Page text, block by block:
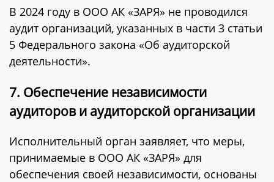
В 2024 году в ООО АК «ЗАРЯ» не проводился
аудит организаций, указанных в части 3 статьи
5 Федерального закона «Об аудиторской
деятельности».
7. Обеспечение независимости
аудиторов и аудиторской организации
Исполнительный орган заявляет, что меры,
принимаемые в ООО АК «ЗАРЯ» для
обеспечения своей независимости, основаны